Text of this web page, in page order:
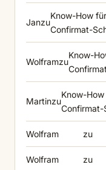
Janzu
Know-How
Confirmat-
Wolframzu
Know-
Martinzu
Know-
Confirmat-
Wolfram zu
Wolfram zu